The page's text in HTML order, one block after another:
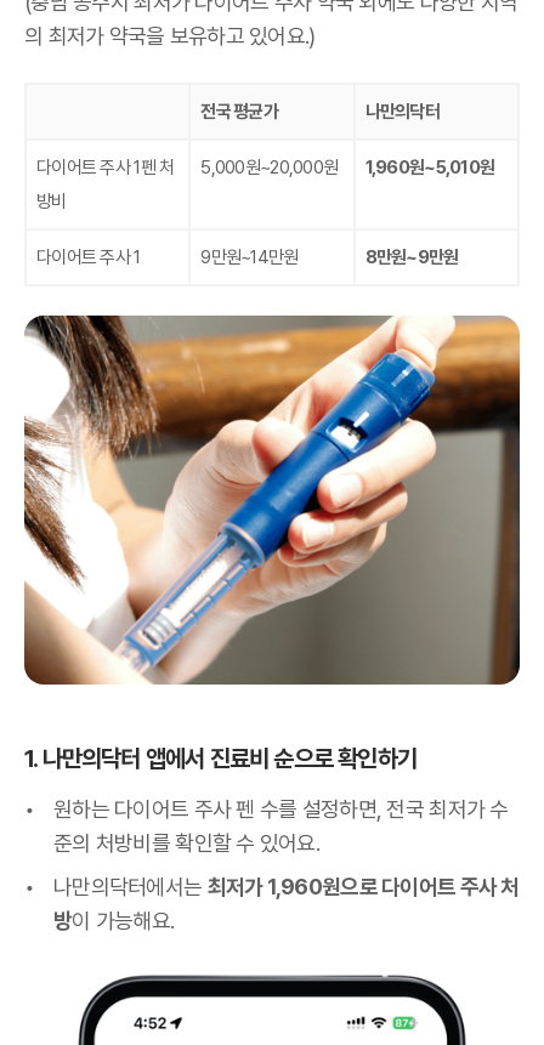
의 최저가 약국을 보유하고 있어요.)
전국 평균가 나만의닥터
다이어트 주사 1펜 처
방비
5,000원~20,000원 1,960원~5,010원
다이어트 주사 1 9만원~14만원 8만원~9만원
1. 나만의닥터 앱에서 진료비 순으로 확인하기
원하는 다이어트 주사 펜 수를 설정하면, 전국 최저가 수
준의 처방비를 확인할 수 있어요.
나만의닥터에서는 최저가 1,960원으로 다이어트 주사 처
방이 가능해요.